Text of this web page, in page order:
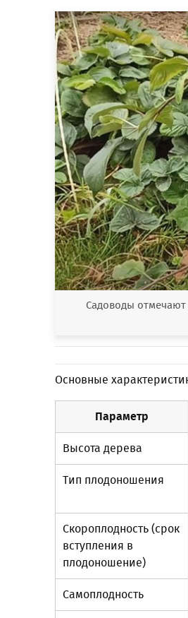
Садоводы
Основные
Параметр
Высота дерева
Тип плодоношения
Скороплодность (срок
вступления в
плодоношение)
Самоплодность